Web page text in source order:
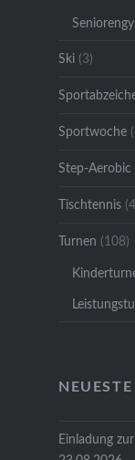
Ski(3)
Sportwoche
Step-Aerobic
Tischtennis
Turnen (108)
Einladung